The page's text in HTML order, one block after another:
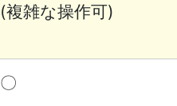
(複雑な操作可)
〇